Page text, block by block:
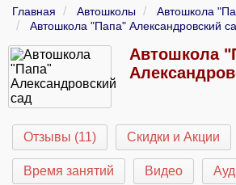
Главная Автошколы
Автошкола
Автошкола "Папа" Александровский
Автошкола
Отзывы (11) Скидки и Акции
Время занятий Видео